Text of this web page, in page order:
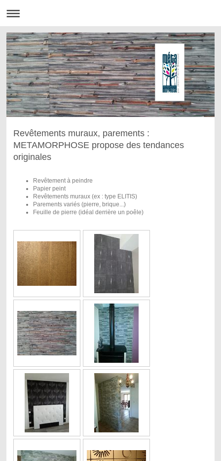
Revêtements muraux, parements :
METAMORPHOSE propose des tendances
originales
Revêtement à peindre
Papier peint
Revêtements muraux (ex : type ELITIS)
Parements variés (pierre, brique...)
Feuille de pierre (idéal derrière un poêle)